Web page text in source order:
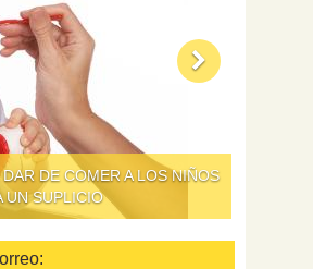
DE COMER A LOS NIÑOS
UN SUPLICIO